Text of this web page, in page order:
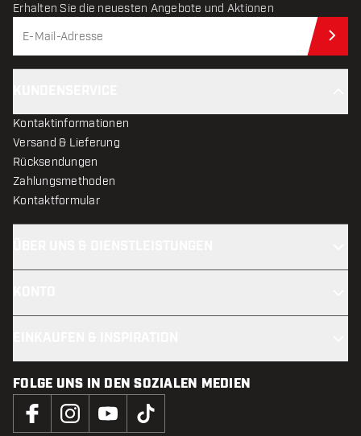
Erhalten Sie die neuesten Angebote und Aktionen
Kontaktinformationen
Versand & Lieferung
Rücksendungen
Zahlungsmethoden
Kontaktformular
FOLGE UNS IN DEN SOZIALEN MEDIEN